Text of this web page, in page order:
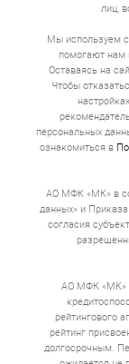
лиц,
Мы используем
помогают нам
Оставаясь на
Чтобы
персональных
ознакомиться в
АО МФК «МК» в
данных» и
согласия
АО МФК «МК»
рейтингового
рейтинг
долгосрочным.